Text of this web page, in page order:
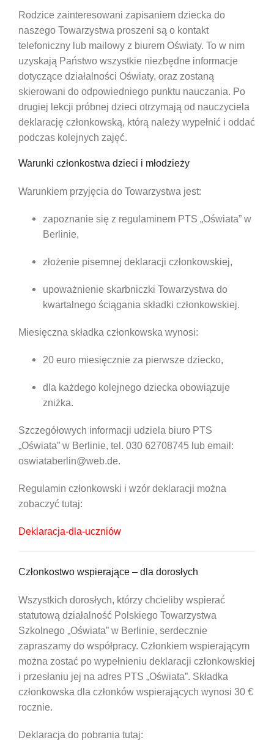
Rodzice zainteresowani zapisaniem dziecka do
naszego Towarzystwa proszeni są o kontakt
telefoniczny lub mailowy z biurem Oświaty. To w nim
uzyskają Państwo wszystkie niezbędne informacje
dotyczące działalności Oświaty, oraz zostaną
skierowani do odpowiedniego punktu nauczania. Po
drugiej lekcji próbnej dzieci otrzymają od nauczyciela
deklarację członkowską, którą należy wypełnić i oddać
podczas kolejnych zajęć.
Warunki członkostwa dzieci i młodzieży
Warunkiem przyjęcia do Towarzystwa jest:
zapoznanie się z regulaminem PTS „Oświata” w
Berlinie,
złożenie pisemnej deklaracji członkowskiej,
upoważnienie skarbniczki Towarzystwa do
kwartalnego ściągania składki członkowskiej.
Miesięczna składka członkowska wynosi:
20 euro miesięcznie za pierwsze dziecko,
dla każdego kolejnego dziecka obowiązuje
zniżka.
Szczegółowych informacji udziela biuro PTS
„Oświata” w Berlinie, tel. 030 62708745 lub email:
oswiataberlin@web.de.
Regulamin członkowski i wzór deklaracji można
zobaczyć tutaj:
Deklaracja-dla-uczniów
Członkostwo wspierające – dla dorosłych
Wszystkich dorosłych, którzy chcieliby wspierać
statutową działalność Polskiego Towarzystwa
Szkolnego „Oświata” w Berlinie, serdecznie
zapraszamy do współpracy. Członkiem wspierającym
można zostać po wypełnieniu deklaracji członkowskiej
i przesłaniu jej na adres PTS „Oświata”. Składka
członkowska dla członków wspierających wynosi 30 €
rocznie.
Deklaracja do pobrania tutaj: